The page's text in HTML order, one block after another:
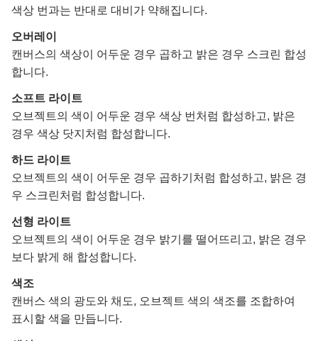
색상 번과는 반대로 대비가 약해집니다.
오버레이
캔버스의 색상이 어두운 경우 곱하고 밝은 경우 스크린 합성
합니다.
소프트 라이트
오브젝트의 색이 어두운 경우 색상 번처럼 합성하고, 밝은
경우 색상 닷지처럼 합성합니다.
하드 라이트
오브젝트의 색이 어두운 경우 곱하기처럼 합성하고, 밝은 경
우 스크린처럼 합성합니다.
선형 라이트
오브젝트의 색이 어두운 경우 밝기를 떨어뜨리고, 밝은 경우
보다 밝게 해 합성합니다.
색조
캔버스 색의 광도와 채도, 오브젝트 색의 색조를 조합하여
표시할 색을 만듭니다.